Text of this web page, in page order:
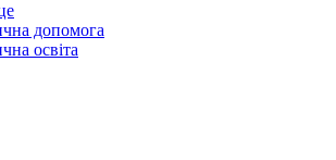
допомога
освіта